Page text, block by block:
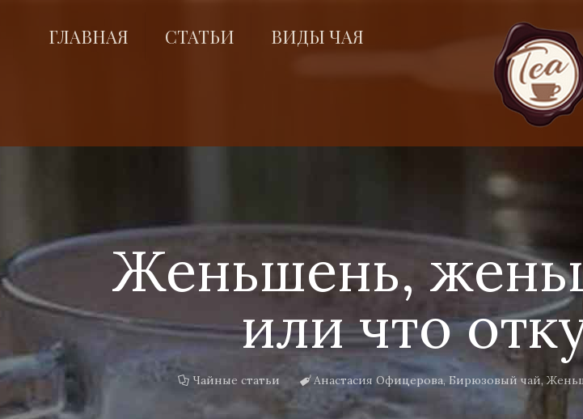
ГЛАВНАЯ СТАТЬИ ВИДЫ ЧАЯ
Женьшень,
или что
Чайные статьи Анастасия Офицерова, Бирюзовый чай,